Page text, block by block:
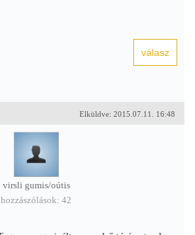
Elküldve: 2015.07.11. 16:48
virsli gumis/oútis
hozzászólások: 42